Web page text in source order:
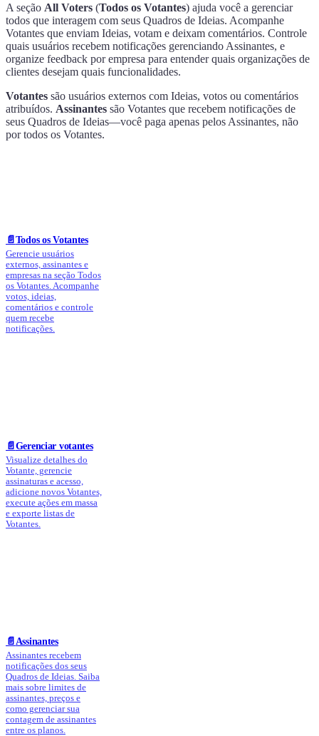
A seção All Voters (Todos os Votantes) ajuda você a gerenciar
todos que interagem com seus Quadros de Ideias. Acompanhe
Votantes que enviam Ideias, votam e deixam comentários. Controle
quais usuários recebem notificações gerenciando Assinantes, e
organize feedback por empresa para entender quais organizações de
clientes desejam quais funcionalidades.
Votantes são usuários externos com Ideias, votos ou comentários
atribuídos. Assinantes são Votantes que recebem notificações de
seus Quadros de Ideias—você paga apenas pelos Assinantes, não
por todos os Votantes.
📄️ Todos os Votantes
Gerencie usuários
externos, assinantes e
empresas na seção Todos
os Votantes. Acompanhe
votos, ideias,
comentários e controle
quem recebe
notificações.
📄️ Gerenciar votantes
Visualize detalhes do
Votante, gerencie
assinaturas e acesso,
adicione novos Votantes,
execute ações em massa
e exporte listas de
Votantes.
📄️ Assinantes
Assinantes recebem
notificações dos seus
Quadros de Ideias. Saiba
mais sobre limites de
assinantes, preços e
como gerenciar sua
contagem de assinantes
entre os planos.